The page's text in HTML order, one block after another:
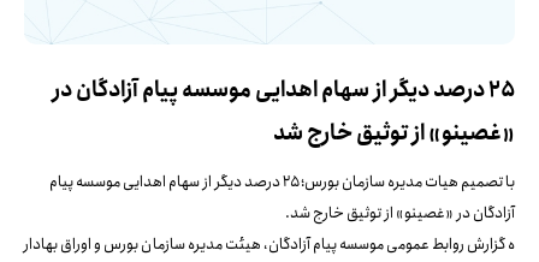
۲۵ درصد دیگر از سهام اهدایی موسسه پیام آزادگان در
«غصینو» از توثیق خارج شد
با تصمیم هیات مدیره سازمان بورس؛ ۲۵ درصد دیگر از سهام اهدایی موسسه پیام
آزادگان در «غصینو» از توثیق خارج شد.
ه گزارش روابط عمومی موسسه پیام آزادگان، هیئت مدیره سازمان بورس و اوراق بهادار